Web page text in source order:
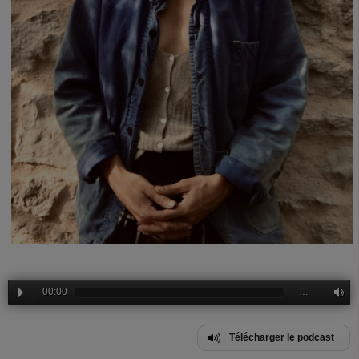
00:00 …
Télécharger le podcast